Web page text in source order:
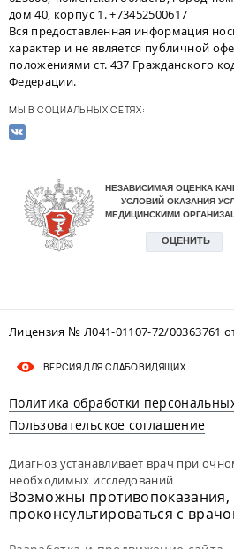
дом 40, корпус 1. +73452500617
Вся предоставленная информация
характер и не является публичной
положениями ст. 437 Гражданского
Федерации.
МЫ В СОЦИАЛЬНЫХ СЕТЯХ:
Лицензия № Л041-01107-72/00363761
ВЕРСИЯ ДЛЯ СЛАБОВИДЯЩИХ
Политика обработки
Пользовательское соглашение
Диагноз устанавливает врач при
необходимых исследований
Возможны
проконсультироваться с